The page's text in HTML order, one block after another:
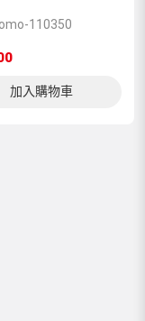
110350
加入購物車